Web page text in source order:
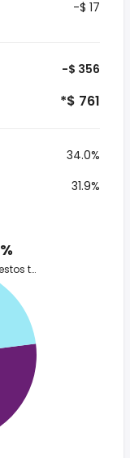
-$ 17
-$ 356
*$ 761
34.0%
31.9%
Impuestos totales